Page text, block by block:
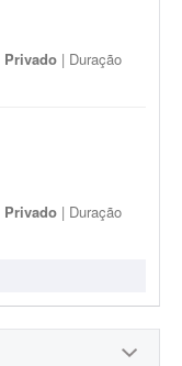
Privado | Duração
Privado | Duração